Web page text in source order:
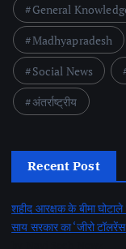
General
Madhyapradesh
Social News
अंतर्राष्ट्रीय
Recent Post
शहीद आरक्षक के बीमा घोटाले
साय सरकार का ‘जीरो